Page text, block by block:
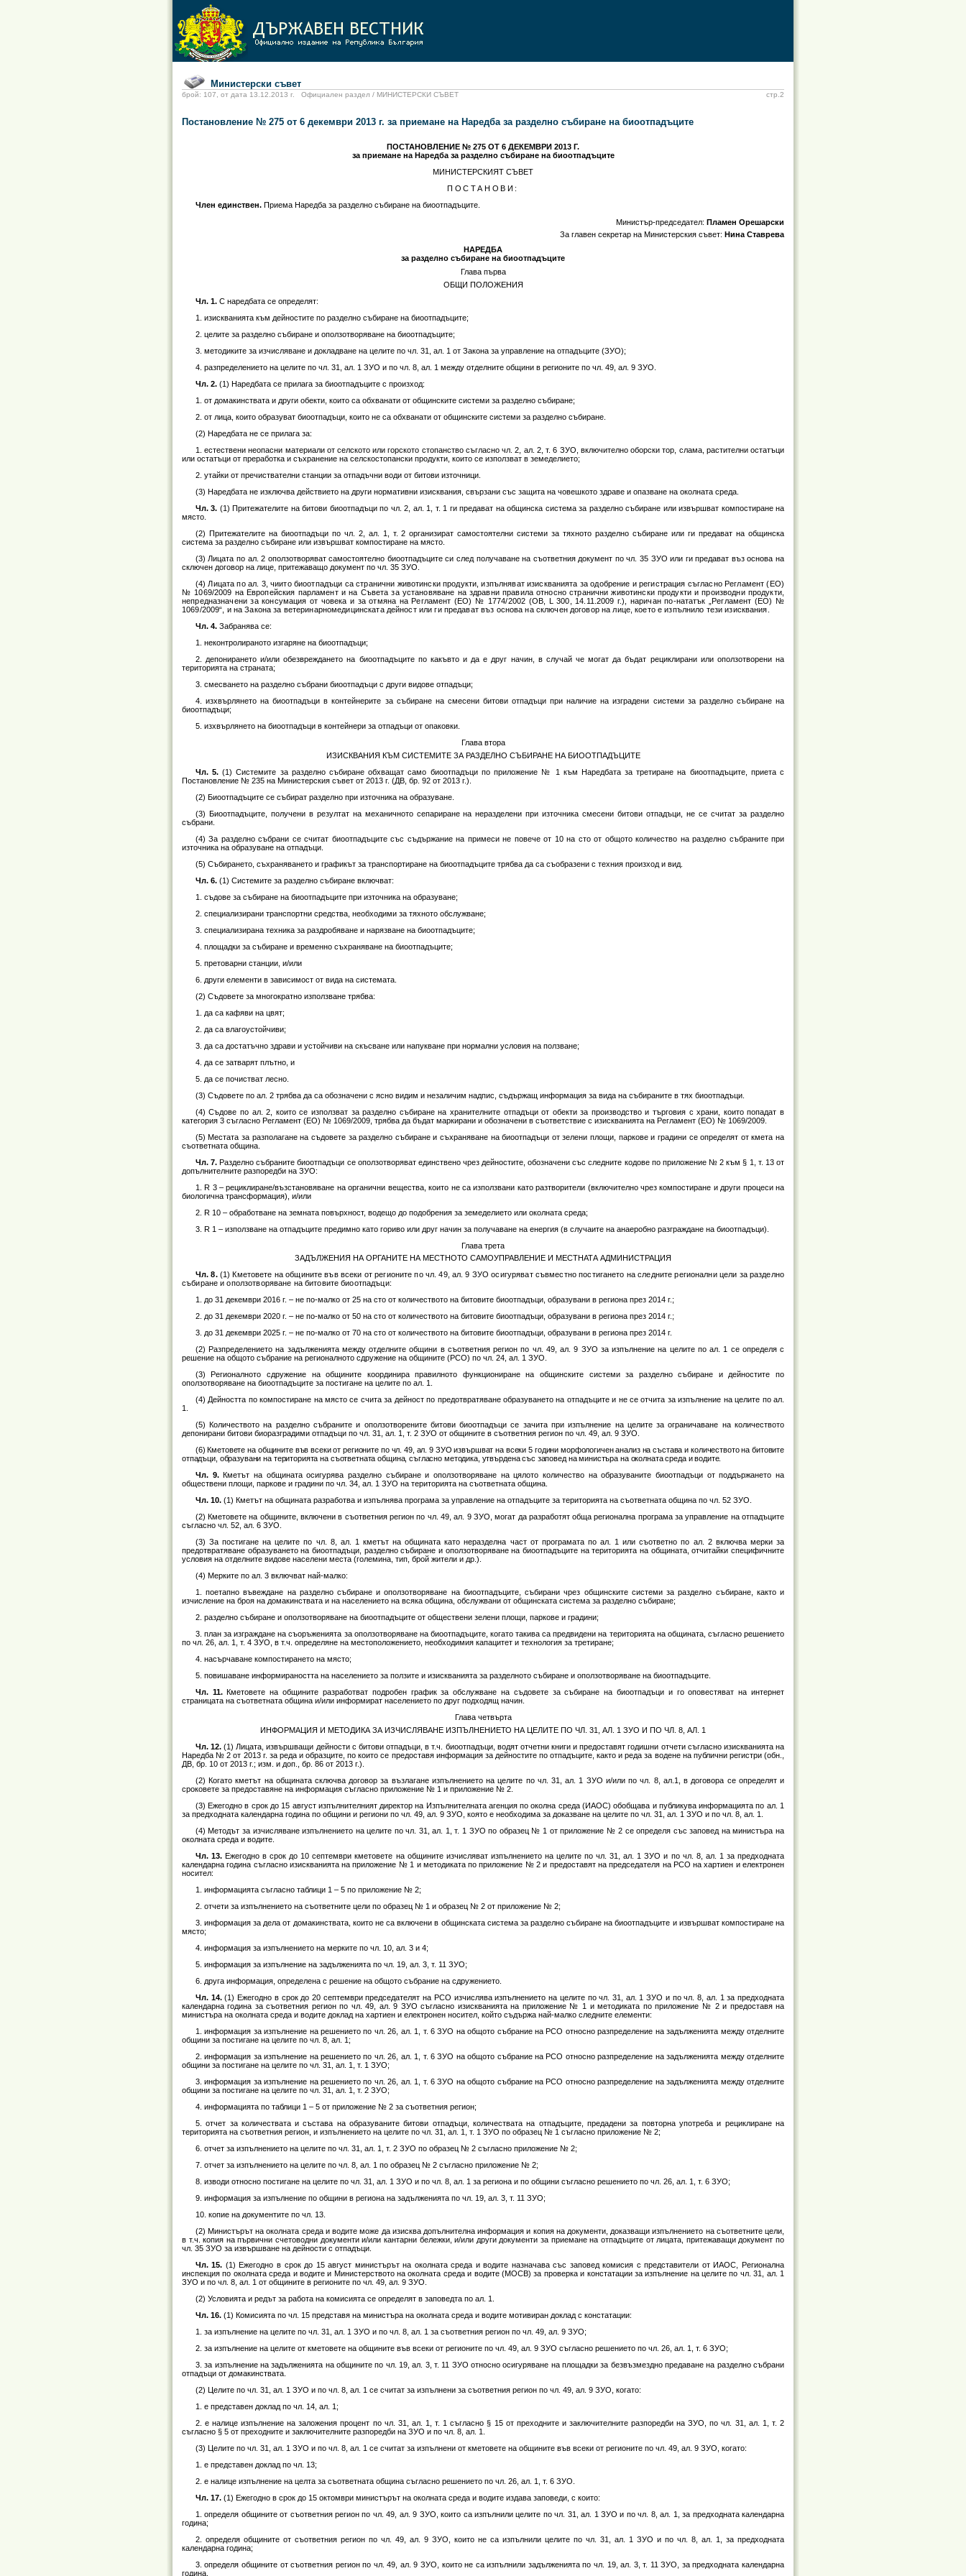
Министерски съвет
брой: 107, от дата 13.12.2013 г. Официален раздел / МИНИСТЕРСКИ СЪВЕТ стр.2
Постановление № 275 от 6 декември 2013 г. за приемане на Наредба за разделно събиране на биоотпадъците
ПОСТАНОВЛЕНИЕ № 275 ОТ 6 ДЕКЕМВРИ 2013 Г.
за приемане на Наредба за разделно събиране на биоотпадъците
МИНИСТЕРСКИЯТ СЪВЕТ
ПОСТАНОВИ:
Член единствен. Приема Наредба за разделно събиране на биоотпадъците.
Министър-председател: Пламен Орешарски
За главен секретар на Министерския съвет: Нина Ставрева
НАРЕДБА
за разделно събиране на биоотпадъците
Глава първа
ОБЩИ ПОЛОЖЕНИЯ
Чл. 1. С наредбата се определят:
1. изискванията към дейностите по разделно събиране на биоотпадъците;
2. целите за разделно събиране и оползотворяване на биоотпадъците;
3. методиките за изчисляване и докладване на целите по чл. 31, ал. 1 от Закона за управление на отпадъците (ЗУО);
4. разпределението на целите по чл. 31, ал. 1 ЗУО и по чл. 8, ал. 1 между отделните общини в регионите по чл. 49, ал. 9 ЗУО.
Чл. 2. (1) Наредбата се прилага за биоотпадъците с произход:
1. от домакинствата и други обекти, които са обхванати от общинските системи за разделно събиране;
2. от лица, които образуват биоотпадъци, които не са обхванати от общинските системи за разделно събиране.
(2) Наредбата не се прилага за:
1. естествени неопасни материали от селското или горското стопанство съгласно чл. 2, ал. 2, т. 6 ЗУО, включително оборски тор, слама, растителни остатъци
или остатъци от преработка и съхранение на селскостопански продукти, които се използват в земеделието;
2. утайки от пречиствателни станции за отпадъчни води от битови източници.
(3) Наредбата не изключва действието на други нормативни изисквания, свързани със защита на човешкото здраве и опазване на околната среда.
Чл. 3. (1) Притежателите на битови биоотпадъци по чл. 2, ал. 1, т. 1 ги предават на общинска система за разделно събиране или извършват компостиране на
място.
(2) Притежателите на биоотпадъци по чл. 2, ал. 1, т. 2 организират самостоятелни системи за тяхното разделно събиране или ги предават на общинска
система за разделно събиране или извършват компостиране на място.
(3) Лицата по ал. 2 оползотворяват самостоятелно биоотпадъците си след получаване на съответния документ по чл. 35 ЗУО или ги предават въз основа на
сключен договор на лице, притежаващо документ по чл. 35 ЗУО.
(4) Лицата по ал. 3, чиито биоотпадъци са странични животински продукти, изпълняват изискванията за одобрение и регистрация съгласно Регламент (ЕО)
№ 1069/2009 на Европейския парламент и на Съвета за установяване на здравни правила относно странични животински продукти и производни продукти,
непредназначени за консумация от човека и за отмяна на Регламент (ЕО) № 1774/2002 (ОВ, L 300, 14.11.2009 г.), наричан по-нататък „Регламент (ЕО) №
1069/2009“, и на Закона за ветеринарномедицинската дейност или ги предават въз основа на сключен договор на лице, което е изпълнило тези изисквания.
Чл. 4. Забранява се:
1. неконтролираното изгаряне на биоотпадъци;
2. депонирането и/или обезвреждането на биоотпадъците по какъвто и да е друг начин, в случай че могат да бъдат рециклирани или оползотворени на
територията на страната;
3. смесването на разделно събрани биоотпадъци с други видове отпадъци;
4. изхвърлянето на биоотпадъци в контейнерите за събиране на смесени битови отпадъци при наличие на изградени системи за разделно събиране на
биоотпадъци;
5. изхвърлянето на биоотпадъци в контейнери за отпадъци от опаковки.
Глава втора
ИЗИСКВАНИЯ КЪМ СИСТЕМИТЕ ЗА РАЗДЕЛНО СЪБИРАНЕ НА БИООТПАДЪЦИТЕ
Чл. 5.(1) Системите за разделно събиране обхващат само биоотпадъци по приложение № 1 към Наредбата за третиране на биоотпадъците, приета с
Постановление № 235 на Министерския съвет от 2013 г. (ДВ, бр. 92 от 2013 г.).
(2) Биоотпадъците се събират разделно при източника на образуване.
(3) Биоотпадъците, получени в резултат на механичното сепариране на неразделени при източника смесени битови отпадъци, не се считат за разделно
събрани.
(4) За разделно събрани се считат биоотпадъците със съдържание на примеси не повече от 10 на сто от общото количество на разделно събраните при
източника на образуване на отпадъци.
(5) Събирането, съхраняването и графикът за транспортиране на биоотпадъците трябва да са съобразени с техния произход и вид.
Чл. 6. (1) Системите за разделно събиране включват:
1. съдове за събиране на биоотпадъците при източника на образуване;
2. специализирани транспортни средства, необходими за тяхното обслужване;
3. специализирана техника за раздробяване и нарязване на биоотпадъците;
4. площадки за събиране и временно съхраняване на биоотпадъците;
5. претоварни станции, и/или
6. други елементи в зависимост от вида на системата.
(2) Съдовете за многократно използване трябва:
1. да са кафяви на цвят;
2. да са влагоустойчиви;
3. да са достатъчно здрави и устойчиви на скъсване или напукване при нормални условия на ползване;
4. да се затварят плътно, и
5. да се почистват лесно.
(3) Съдовете по ал. 2 трябва да са обозначени с ясно видим и незаличим надпис, съдържащ информация за вида на събираните в тях биоотпадъци.
(4) Съдове по ал. 2, които се използват за разделно събиране на хранителните отпадъци от обекти за производство и търговия с храни, които попадат в
категория 3 съгласно Регламент (ЕО) № 1069/2009, трябва да бъдат маркирани и обозначени в съответствие с изискванията на Регламент (ЕО) № 1069/2009.
(5) Местата за разполагане на съдовете за разделно събиране и съхраняване на биоотпадъци от зелени площи, паркове и градини се определят от кмета на
съответната община.
Чл. 7.Разделно събраните биоотпадъци се оползотворяват единствено чрез дейностите, обозначени със следните кодове по приложение № 2 към § 1, т. 13 от
допълнителните разпоредби на ЗУО:
1. R 3 – рециклиране/възстановяване на органични вещества, които не са използвани като разтворители (включително чрез компостиране и други процеси на
биологична трансформация), и/или
2. R 10 – обработване на земната повърхност, водещо до подобрения за земеделието или околната среда;
3. R 1 – използване на отпадъците предимно като гориво или друг начин за получаване на енергия (в случаите на анаеробно разграждане на биоотпадъци).
Глава трета
ЗАДЪЛЖЕНИЯ НА ОРГАНИТЕ НА МЕСТНОТО САМОУПРАВЛЕНИЕ И МЕСТНАТА АДМИНИСТРАЦИЯ
Чл. 8. (1) Кметовете на общините във всеки от регионите по чл. 49, ал. 9 ЗУО осигуряват съвместно постигането на следните регионални цели за разделно
събиране и оползотворяване на битовите биоотпадъци:
1. до 31 декември 2016 г. – не по-малко от 25 на сто от количеството на битовите биоотпадъци, образувани в региона през 2014 г.;
2. до 31 декември 2020 г. – не по-малко от 50 на сто от количеството на битовите биоотпадъци, образувани в региона през 2014 г.;
3. до 31 декември 2025 г. – не по-малко от 70 на сто от количеството на битовите биоотпадъци, образувани в региона през 2014 г.
(2) Разпределението на задълженията между отделните общини в съответния регион по чл. 49, ал. 9 ЗУО за изпълнение на целите по aл. 1 се определя с
решение на общото събрание на регионалното сдружение на общините (РСО) по чл. 24, ал. 1 ЗУО.
(3) Регионалното сдружение на общините координира правилното функциониране на общинските системи за разделно събиране и дейностите по
оползотворяване на биоотпадъците за постигане на целите по ал. 1.
(4) Дейността по компостиране на място се счита за дейност по предотвратяване образуването на отпадъците и не се отчита за изпълнение на целите по ал.
1.
(5) Количеството на разделно събраните и оползотворените битови биоотпадъци се зачита при изпълнение на целите за ограничаване на количеството
депонирани битови биоразградими отпадъци по чл. 31, ал. 1, т. 2 ЗУО от общините в съответния регион по чл. 49, ал. 9 ЗУО.
(6) Кметовете на общините във всеки от регионите по чл. 49, ал. 9 ЗУО извършват на всеки 5 години морфологичен анализ на състава и количеството на битовите
отпадъци, образувани на територията на съответната община, съгласно методика, утвърдена със заповед на министъра на околната среда и водите.
Чл. 9. Кметът на общината осигурява разделно събиране и оползотворяване на цялото количество на образуваните биоотпадъци от поддържането на
обществени площи, паркове и градини по чл. 34, ал. 1 ЗУО на територията на съответната община.
Чл. 10.(1) Кметът на общината разработва и изпълнява програма за управление на отпадъците за територията на съответната община по чл. 52 ЗУО.
(2) Кметовете на общините, включени в съответния регион по чл. 49, ал. 9 ЗУО, могат да разработят обща регионална програма за управление на отпадъците
съгласно чл. 52, ал. 6 ЗУО.
(3) За постигане на целите по чл. 8, ал. 1 кметът на общината като неразделна част от програмата по ал. 1 или съответно по ал. 2 включва мерки за
предотвратяване образуването на биоотпадъци, разделно събиране и оползотворяване на биоотпадъците на територията на общината, отчитайки специфичните
условия на отделните видове населени места (големина, тип, брой жители и др.).
(4) Мерките по ал. 3 включват най-малко:
1. поетапно въвеждане на разделно събиране и оползотворяване на биоотпадъците, събирани чрез общинските системи за разделно събиране, както и
изчисление на броя на домакинствата и на населението на всяка община, обслужвани от общинската система за разделно събиране;
2. разделно събиране и оползотворяване на биоотпадъците от обществени зелени площи, паркове и градини;
3. план за изграждане на съоръженията за оползотворяване на биоотпадъците, когато такива са предвидени на територията на общината, съгласно решението
по чл. 26, ал. 1, т. 4 ЗУО, в т.ч. определяне на местоположението, необходимия капацитет и технология за третиране;
4. насърчаване компостирането на място;
5. повишаване информираността на населението за ползите и изискванията за разделното събиране и оползотворяване на биоотпадъците.
Чл. 11.Кметовете на общините разработват подробен график за обслужване на съдовете за събиране на биоотпадъци и го оповестяват на интернет
страницата на съответната община и/или информират населението по друг подходящ начин.
Глава четвърта
ИНФОРМАЦИЯ И МЕТОДИКА ЗА ИЗЧИСЛЯВАНЕ ИЗПЪЛНЕНИЕТО НА ЦЕЛИТЕ ПО ЧЛ. 31, АЛ. 1 ЗУО И ПО ЧЛ. 8, АЛ. 1
Чл. 12. (1) Лицата, извършващи дейности с битови отпадъци, в т.ч. биоотпадъци, водят отчетни книги и предоставят годишни отчети съгласно изискванията на
Наредба № 2 от 2013 г. за реда и образците, по които се предоставя информация за дейностите по отпадъците, както и реда за водене на публични регистри (обн.,
ДВ, бр. 10 от 2013 г.; изм. и доп., бр. 86 от 2013 г.).
(2) Когато кметът на общината сключва договор за възлагане изпълнението на целите по чл. 31, ал. 1 ЗУО и/или по чл. 8, ал.1, в договора се определят и
сроковете за предоставяне на информация съгласно приложение № 1 и приложение № 2.
(3) Ежегодно в срок до 15 август изпълнителният директор на Изпълнителната агенция по околна среда (ИАОС) обобщава и публикува информацията по ал. 1
за предходната календарна година по общини и региони по чл. 49, ал. 9 ЗУО, която е необходима за доказване на целите по чл. 31, ал. 1 ЗУО и по чл. 8, ал. 1.
(4) Методът за изчисляване изпълнението на целите по чл. 31, ал. 1, т. 1 ЗУО по образец № 1 от приложение № 2 се определя със заповед на министъра на
околната среда и водите.
Чл. 13.Ежегодно в срок до 10 септември кметовете на общините изчисляват изпълнението на целите по чл. 31, ал. 1 ЗУО и по чл. 8, ал. 1 за предходната
календарна година съгласно изискванията на приложение № 1 и методиката по приложение № 2 и предоставят на председателя на РСО на хартиен и електронен
носител:
1. информацията съгласно таблици 1 – 5 по приложение № 2;
2. отчети за изпълнението на съответните цели по образец № 1 и образец № 2 от приложение № 2;
3. информация за дела от домакинствата, които не са включени в общинската система за разделно събиране на биоотпадъците и извършват компостиране на
място;
4. информация за изпълнението на мерките по чл. 10, ал. 3 и 4;
5. информация за изпълнение на задълженията по чл. 19, ал. 3, т. 11 ЗУО;
6. друга информация, определена с решение на общото събрание на сдружението.
Чл. 14.(1) Ежегодно в срок до 20 септември председателят на РСО изчислява изпълнението на целите по чл. 31, ал. 1 ЗУО и по чл. 8, ал. 1 за предходната
календарна година за съответния регион по чл. 49, ал. 9 ЗУО съгласно изискванията на приложение № 1 и методиката по приложение № 2 и предоставя на
министъра на околната среда и водите доклад на хартиен и електронен носител, който съдържа най-малко следните елементи:
1. информация за изпълнение на решението по чл. 26, ал. 1, т. 6 ЗУО на общото събрание на РСО относно разпределение на задълженията между отделните
общини за постигане на целите по чл. 8, ал. 1;
2. информация за изпълнение на решението по чл. 26, ал. 1, т. 6 ЗУО на общото събрание на РСО относно разпределение на задълженията между отделните
общини за постигане на целите по чл. 31, ал. 1, т. 1 ЗУО;
3. информация за изпълнение на решението по чл. 26, ал. 1, т. 6 ЗУО на общото събрание на РСО относно разпределение на задълженията между отделните
общини за постигане на целите по чл. 31, ал. 1, т. 2 ЗУО;
4. информацията по таблици 1 – 5 от приложение № 2 за съответния регион;
5. отчет за количествата и състава на образуваните битови отпадъци, количествата на отпадъците, предадени за повторна употреба и рециклиране на
територията на съответния регион, и изпълнението на целите по чл. 31, ал. 1, т. 1 ЗУО по образец № 1 съгласно приложение № 2;
6. отчет за изпълнението на целите по чл. 31, ал. 1, т. 2 ЗУО по образец № 2 съгласно приложение № 2;
7. отчет за изпълнението на целите по чл. 8, ал. 1 по образец № 2 съгласно приложение № 2;
8. изводи относно постигане на целите по чл. 31, ал. 1 ЗУО и по чл. 8, ал. 1 за региона и по общини съгласно решението по чл. 26, ал. 1, т. 6 ЗУО;
9. информация за изпълнение по общини в региона на задълженията по чл. 19, ал. 3, т. 11 ЗУО;
10. копие на документите по чл. 13.
(2) Министърът на околната среда и водите може да изисква допълнителна информация и копия на документи, доказващи изпълнението на съответните цели,
в т.ч. копия на първични счетоводни документи и/или кантарни бележки, и/или други документи за приемане на отпадъците от лицата, притежаващи документ по
чл. 35 ЗУО за извършване на дейности с отпадъци.
Чл. 15. (1) Ежегодно в срок до 15 август министърът на околната среда и водите назначава със заповед комисия с представители от ИАОС, Регионална
инспекция по околната среда и водите и Министерството на околната среда и водите (МОСВ) за проверка и констатации за изпълнение на целите по чл. 31, ал. 1
ЗУО и по чл. 8, ал. 1 от общините в регионите по чл. 49, ал. 9 ЗУО.
(2) Условията и редът за работа на комисията се определят в заповедта по ал. 1.
Чл. 16.(1) Комисията по чл. 15 представя на министъра на околната среда и водите мотивиран доклад с констатации:
1. за изпълнение на целите по чл. 31, ал. 1 ЗУО и по чл. 8, ал. 1 за съответния регион по чл. 49, ал. 9 ЗУО;
2. за изпълнение на целите от кметовете на общините във всеки от регионите по чл. 49, ал. 9 ЗУО съгласно решението по чл. 26, ал. 1, т. 6 ЗУО;
3. за изпълнение на задълженията на общините по чл. 19, ал. 3, т. 11 ЗУО относно осигуряване на площадки за безвъзмездно предаване на разделно събрани
отпадъци от домакинствата.
(2) Целите по чл. 31, ал. 1 ЗУО и по чл. 8, ал. 1 се считат за изпълнени за съответния регион по чл. 49, ал. 9 ЗУО, когато:
1. е представен доклад по чл. 14, ал. 1;
2. е налице изпълнение на заложения процент по чл. 31, ал. 1, т. 1 съгласно § 15 от преходните и заключителните разпоредби на ЗУО, по чл. 31, ал. 1, т. 2
съгласно § 5 от преходните и заключителните разпоредби на ЗУО и по чл. 8, ал. 1.
(3) Целите по чл. 31, ал. 1 ЗУО и по чл. 8, ал. 1 се считат за изпълнени от кметовете на общините във всеки от регионите по чл. 49, ал. 9 ЗУО, когато:
1. е представен доклад по чл. 13;
2. е налице изпълнение на целта за съответната община съгласно решението по чл. 26, ал. 1, т. 6 ЗУО.
Чл. 17.(1) Ежегодно в срок до 15 октомври министърът на околната среда и водите издава заповеди, с които:
1. определя общините от съответния регион по чл. 49, ал. 9 ЗУО, които са изпълнили целите по чл. 31, ал. 1 ЗУО и по чл. 8, ал. 1, за предходната календарна
година;
2. определя общините от съответния регион по чл. 49, ал. 9 ЗУО, които не са изпълнили целите по чл. 31, ал. 1 ЗУО и по чл. 8, ал. 1, за предходната
календарна година;
3. определя общините от съответния регион по чл. 49, ал. 9 ЗУО, които не са изпълнили задълженията по чл. 19, ал. 3, т. 11 ЗУО, за предходната календарна
година.